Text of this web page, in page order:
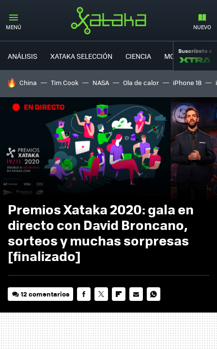
MENÚ NUEVO
ANÁLISIS XATAKA SELECCIÓN CIENCIA MOVILIDAD
Suscríbete a
HOY SE HABLA DE
China Tim Cook NASA Ola de calor iPhone 18
Premios Xataka 2020: gala en
directo con David Broncano,
sorteos y muchas sorpresas
[finalizado]
12 comentarios
MAIL